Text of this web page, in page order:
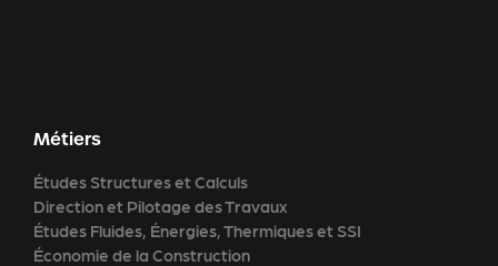
Métiers
Études Structures et Calculs
Direction et Pilotage des Travaux
Études Fluides, Énergies, Thermiques et SSI
Économie de la Construction